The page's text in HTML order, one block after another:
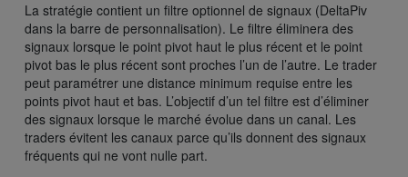
La stratégie contient un filtre optionnel de signaux (DeltaPiv
dans la barre de personnalisation). Le filtre éliminera des
signaux lorsque le point pivot haut le plus récent et le point
pivot bas le plus récent sont proches l’un de l’autre. Le trader
peut paramétrer une distance minimum requise entre les
points pivot haut et bas. L’objectif d’un tel filtre est d’éliminer
des signaux lorsque le marché évolue dans un canal. Les
traders évitent les canaux parce qu’ils donnent des signaux
fréquents qui ne vont nulle part.